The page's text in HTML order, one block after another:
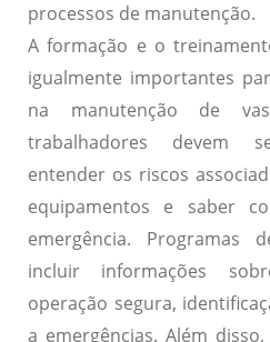
processos de manutenção.
A formação e o
igualmente importantes
na manutenção de
trabalhadores devem
entender os riscos
equipamentos e saber
emergência. Programas
incluir informações
operação segura,
a emergências. Além